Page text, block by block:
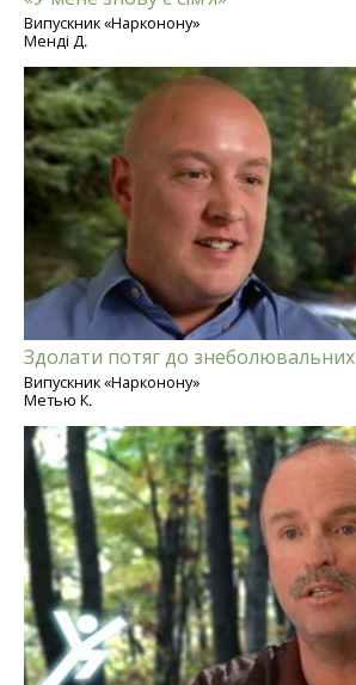
Випускник «Нарконону»
Менді Д.
Здолати потяг до знеболювальних
Випускник «Нарконону»
Метью К.